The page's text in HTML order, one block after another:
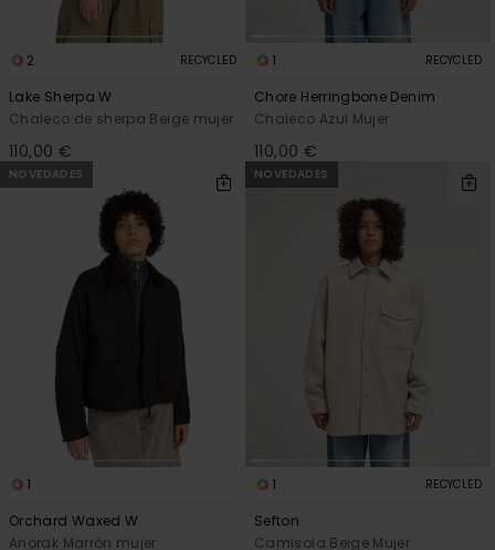
2 RECYCLED
Lake Sherpa W
Chaleco de sherpa Beige mujer
110,00 €
1 RECYCLED
Chore Herringbone Denim
Chaleco Azul Mujer
110,00 €
NOVEDADES
1
Orchard Waxed W
Anorak Marrón mujer
NOVEDADES
1 RECYCLED
Sefton
Camisola Beige Mujer